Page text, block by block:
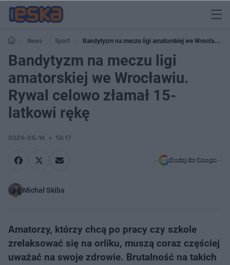
News Sport
Bandytyzm na meczu ligi amatorskiej we Wrocławiu.
Rywal celowo złamał 15-latkowi rękę
Bandytyzm na meczu ligi
amatorskiej we Wrocławiu.
Rywal celowo złamał 15-
latkowi rękę
2026-05-14 13:17
Dodaj do Google
Michał Skiba
Amatorzy, którzy chcą po pracy czy szkole
zrelaksować się na orliku, muszą coraz częściej
uważać na swoje zdrowie. Brutalność na takich